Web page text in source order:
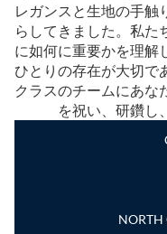
レガンスと生地の手触
らしてきました。私た
に如何に重要かを理解
ひとりの存在が大切で
クラスのチームにあな
を祝い、研鑽し
NORTH